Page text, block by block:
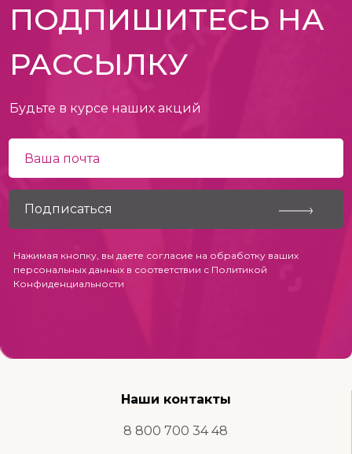
ПОДПИШИТЕСЬ НА
РАССЫЛКУ
Будьте в курсе наших акций
Нажимая кнопку, вы даете согласие на обработку ваших
персональных данных в соответствии с Политикой
Конфиденциальности
Наши контакты
8 800 700 34 48